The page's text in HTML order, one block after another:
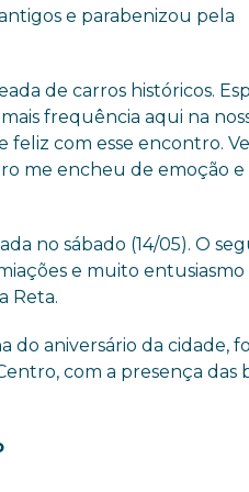
e parabenizou pela
de carros históricos.
frequência aqui na
feliz com esse encontro.
me encheu de emoção e
no sábado (14/05). O
e muito entusiasmo
Reta.
do aniversário da cidade,
com a presença das